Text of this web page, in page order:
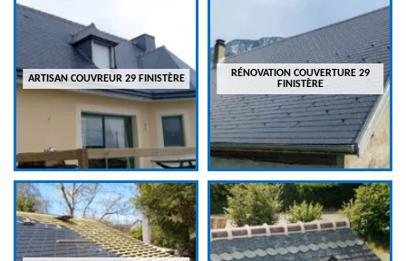
ARTISAN COUVREUR 29 FINISTÈRE
RÉNOVATION COUVERTURE 29
FINISTÈRE